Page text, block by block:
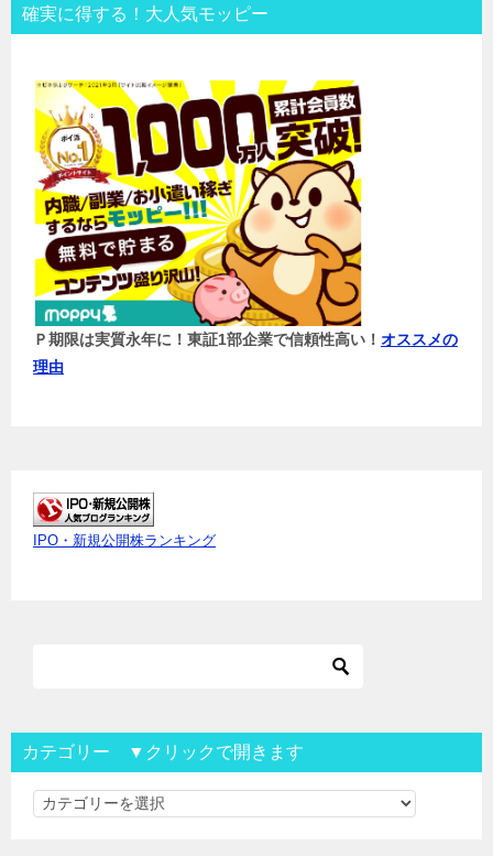
確実に得する！大人気モッピー
Ｐ期限は実質永年に！東証1部企業で信頼性高い！ オススメの
理由
IPO・新規公開株ランキング
カテゴリー ▼クリックで開きます
カ